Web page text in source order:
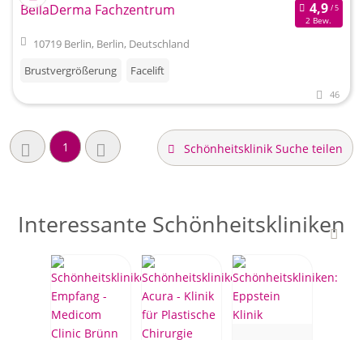
BellaDerma Fachzentrum
2 Bew.
10719 Berlin, Berlin, Deutschland
Brustvergrößerung
Facelift
46
1 Schönheitsklinik Suche teilen
Interessante Schönheitskliniken